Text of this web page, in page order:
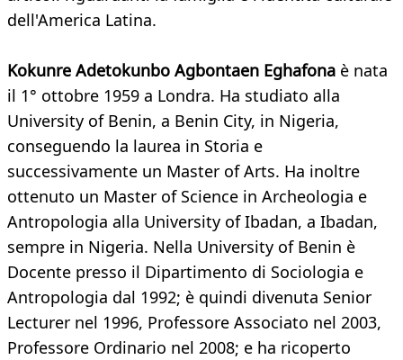
dell'America Latina.
Kokunre Adetokunbo Agbontaen Eghafona è nata
il 1° ottobre 1959 a Londra. Ha studiato alla
University of Benin, a Benin City, in Nigeria,
conseguendo la laurea in Storia e
successivamente un Master of Arts. Ha inoltre
ottenuto un Master of Science in Archeologia e
Antropologia alla University of Ibadan, a Ibadan,
sempre in Nigeria. Nella University of Benin è
Docente presso il Dipartimento di Sociologia e
Antropologia dal 1992; è quindi divenuta Senior
Lecturer nel 1996, Professore Associato nel 2003,
Professore Ordinario nel 2008; e ha ricoperto